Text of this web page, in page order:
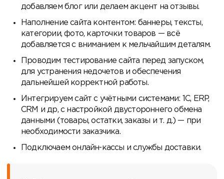
добавляем блог или делаем акцент на отзывы.
Наполнение сайта контентом: баннеры, тексты,
категории, фото, карточки товаров — всё
добавляется с вниманием к мельчайшим деталям.
Проводим тестирование сайта перед запуском,
для устранения недочетов и обеспечения
дальнейшей корректной работы.
Интегрируем сайт с учётными системами: 1С, ERP,
CRM и др, с настройкой двустороннего обмена
данными (товары, остатки, заказы и т. д.) — при
необходимости заказчика.
Подключаем онлайн-кассы и службы доставки.